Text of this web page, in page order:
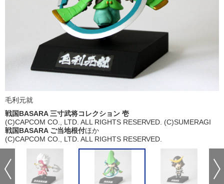
毛利元就
戦国BASARA 三寸武将コレクション 壱
(C)CAPCOM CO., LTD. ALL RIGHTS RESERVED. (C)SUMERAGI
戦国BASARA ご当地根付ほか
(C)CAPCOM CO., LTD. ALL RIGHTS RESERVED.